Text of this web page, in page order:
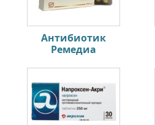
Антибиотик
Ремедиа